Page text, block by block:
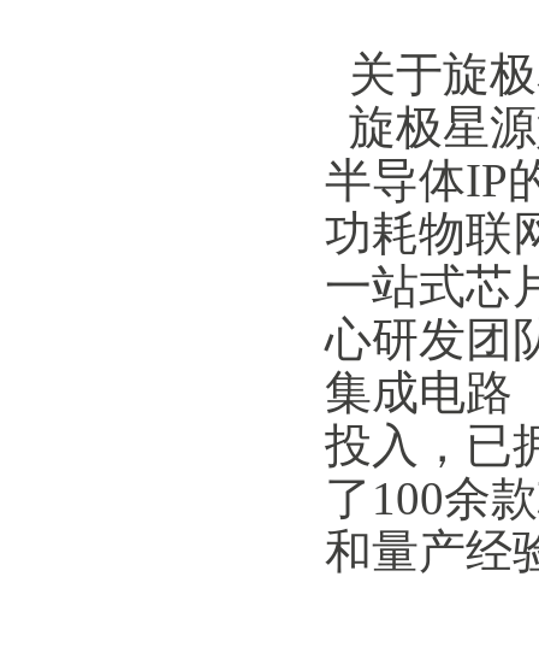
关于旋
旋极星
半导体IP
功耗物联
一站式芯
心研发团
集成电路
投入，已
了100余
和量产经